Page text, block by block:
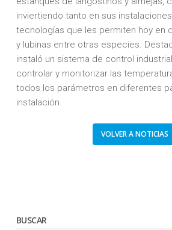
inviertiendo tanto en sus
tecnologías que les permiten hoy en
y lubinas entre otras especies.
instaló un sistema de control
controlar y monitorizar las
todos los parámetros en diferentes
instalación.
VOLVER A NOTICIAS
BUSCAR